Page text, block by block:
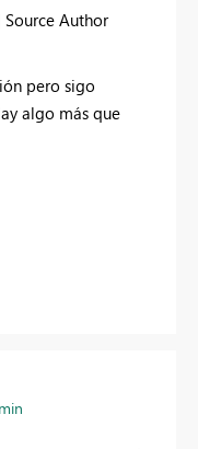
Source Author
pero sigo
algo más que